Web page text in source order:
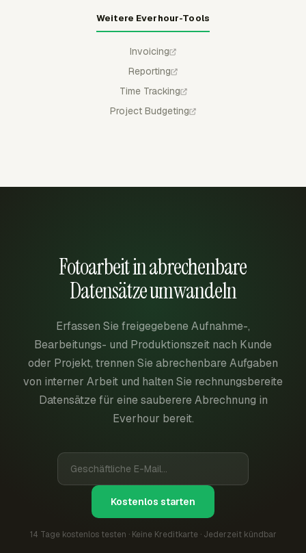
Weitere Everhour-Tools
Invoicing
Reporting
Time Tracking
Project Budgeting
Fotoarbeit in abrechenbare
Datensätze umwandeln
Erfassen Sie freigegebene Aufnahme-,
Bearbeitungs- und Produktionszeit nach Kunde
oder Projekt, trennen Sie abrechenbare Aufgaben
von interner Arbeit und halten Sie rechnungsbereite
Datensätze für eine sauberere Abrechnung in
Everhour bereit.
Kostenlos starten
14 Tage kostenlos testen · Keine Kreditkarte · Jederzeit kündbar